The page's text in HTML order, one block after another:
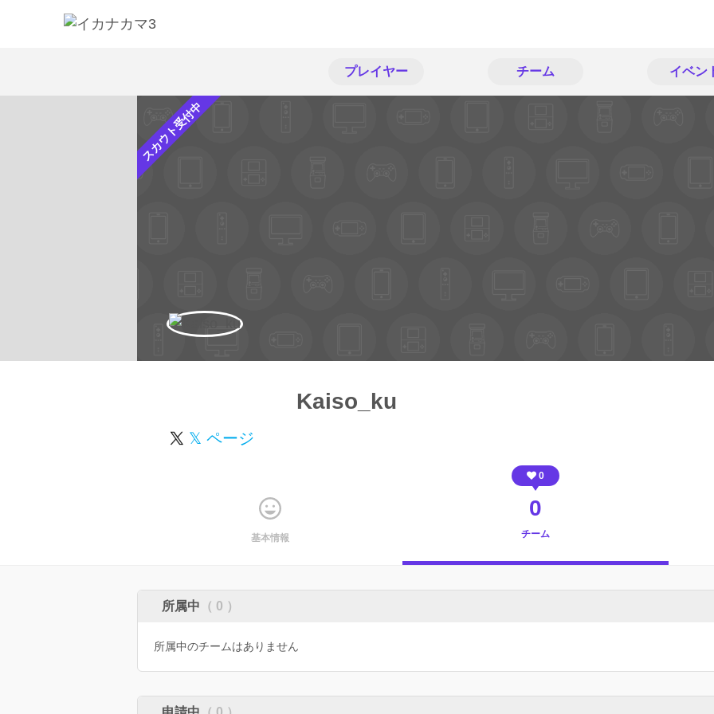
プレイヤー チーム イベン
スカウト受付中
Kaiso_ku
𝕏 ページ
基本情報
0
0
チーム
所属中 （ 0 ）
所属中のチームはありません